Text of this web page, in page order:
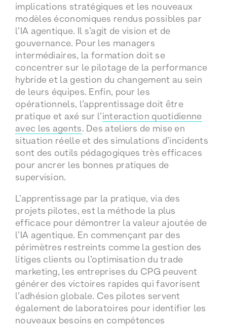
implications stratégiques et les nouveaux
modèles économiques rendus possibles par
l’IA agentique. Il s’agit de vision et de
gouvernance. Pour les managers
intermédiaires, la formation doit se
concentrer sur le pilotage de la performance
hybride et la gestion du changement au sein
de leurs équipes. Enfin, pour les
opérationnels, l’apprentissage doit être
pratique et axé sur l’interaction quotidienne
avec les agents. Des ateliers de mise en
situation réelle et des simulations d’incidents
sont des outils pédagogiques très efficaces
pour ancrer les bonnes pratiques de
supervision.
L’apprentissage par la pratique, via des
projets pilotes, est la méthode la plus
efficace pour démontrer la valeur ajoutée de
l’IA agentique. En commençant par des
périmètres restreints comme la gestion des
litiges clients ou l’optimisation du trade
marketing, les entreprises du CPG peuvent
générer des victoires rapides qui favorisent
l’adhésion globale. Ces pilotes servent
également de laboratoires pour identifier les
nouveaux besoins en compétences